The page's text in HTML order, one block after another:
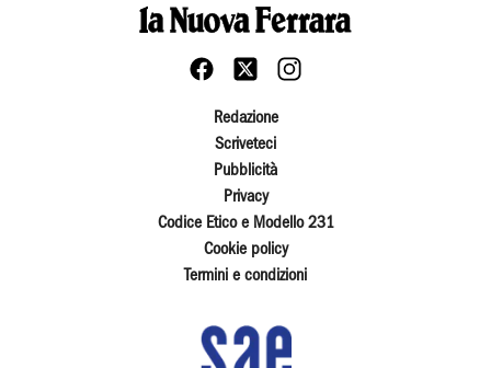
Redazione
Scriveteci
Pubblicità
Privacy
Codice Etico e Modello 231
Cookie policy
Termini e condizioni